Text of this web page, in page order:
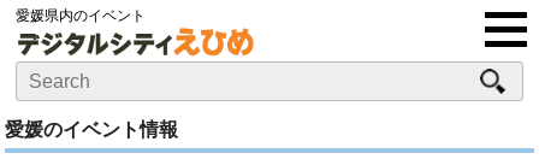
愛媛県内のイベント
愛媛のイベント情報